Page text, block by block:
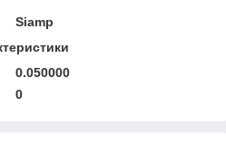
Siamp
0.050000
0